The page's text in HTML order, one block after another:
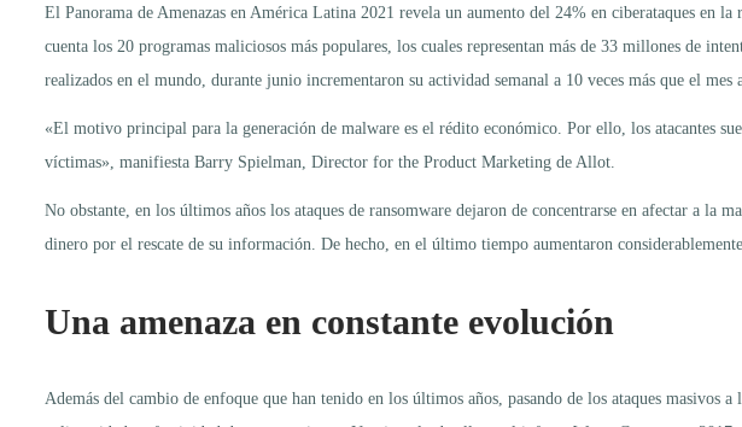
El Panorama de Amenazas en América Latina 2021 revela un aumento del 24% en ciberataques en
cuenta los 20 programas maliciosos más populares, los cuales representan más de 33 millones de
realizados en el mundo, durante junio incrementaron su actividad semanal a 10 veces más que el mes
«El motivo principal para la generación de malware es el rédito económico. Por ello, los atacantes
víctimas», manifiesta Barry Spielman, Director for the Product Marketing de Allot.
No obstante, en los últimos años los ataques de ransomware dejaron de concentrarse en afectar a la
dinero por el rescate de su información. De hecho, en el último tiempo aumentaron
Una amenaza en constante evolución
Además del cambio de enfoque que han tenido en los últimos años, pasando de los ataques masivos